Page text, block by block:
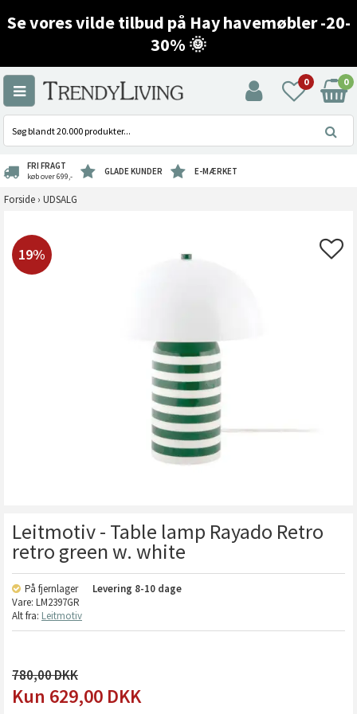
Se vores vilde tilbud på Hay havemøbler -20-
30% 🌞
0 0
FRI FRAGT
køb over 699,- GLADE KUNDER E-MÆRKET
Forside › UDSALG
19%
Leitmotiv - Table lamp Rayado Retro
retro green w. white
På fjernlager Levering 8-10 dage
Vare: LM2397GR
Alt fra: Leitmotiv
780,00
629,00 DKK